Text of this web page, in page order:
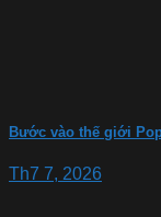
Bước vào thế giới
Th7 7, 2026